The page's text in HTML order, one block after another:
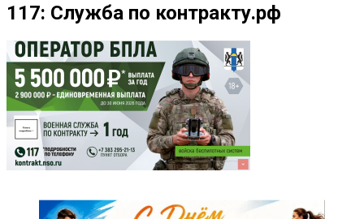
117: Служба по контракту.рф